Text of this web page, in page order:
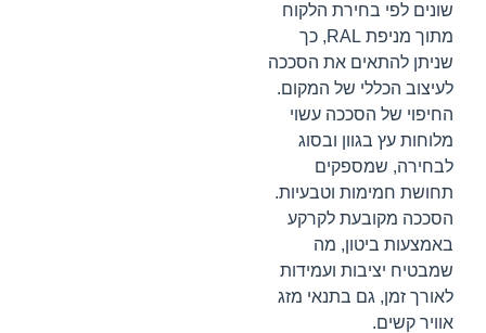
שונים לפי בחירת הלקוח
מתוך מניפת RAL, כך
שניתן להתאים את הסככה
לעיצוב הכללי של המקום.
החיפוי של הסככה עשוי
מלוחות עץ בגוון ובסוג
לבחירה, שמספקים
תחושת חמימות וטבעיות.
הסככה מקובעת לקרקע
באמצעות ביטון, מה
שמבטיח יציבות ועמידות
לאורך זמן, גם בתנאי מזג
אוויר קשים.